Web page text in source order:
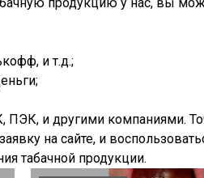
и т.д.;
и другими компаниями.
на сайте, и
табачной продукции.